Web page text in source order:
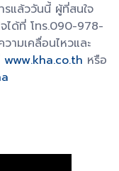
รแล้ววันนี้ ผู้ที่สนใจ
ได้ที่ โทร.090-978-
มเคลื่อนไหวและ
www.kha.co.th หรือ